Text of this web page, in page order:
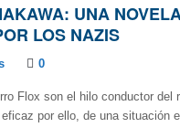
UNA
LOS NAZIS
0
Flox son el hilo conductor
por ello, de una situación